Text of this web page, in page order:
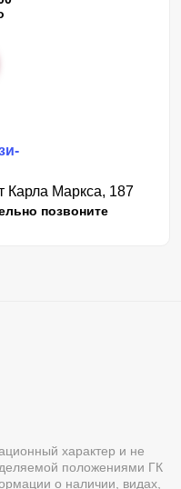
Карла Маркса, 187
позвоните
характер и не
положениями ГК
о наличии, видах,